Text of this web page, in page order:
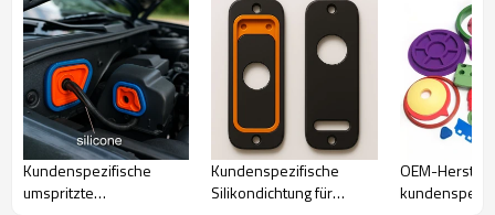
Kundenspezifische
umspritzte
Kundenspezifische
Silikondichtung für
OEM-